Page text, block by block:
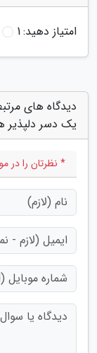
امتیاز دهید:1
دیدگاه های
یک دسر دلپذیر
* نظرتان را در